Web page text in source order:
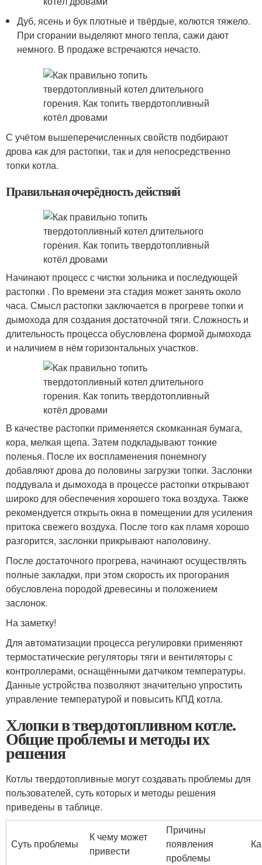
Дуб, ясень и бук плотные и твёрдые, колются тяжело.
При сгорании выделяют много тепла, сажи дают
немного. В продаже встречаются нечасто.
С учётом вышеперечисленных свойств подбирают
дрова как для растопки, так и для непосредственно
топки котла.
Правильная очерёдность действий
Начинают процесс с чистки зольника и последующей
растопки . По времени эта стадия может занять около
часа. Смысл растопки заключается в прогреве топки и
дымохода для создания достаточной тяги. Сложность и
длительность процесса обусловлена формой дымохода
и наличием в нём горизонтальных участков.
В качестве растопки применяется скомканная бумага,
кора, мелкая щепа. Затем подкладывают тонкие
поленья. После их воспламенения понемногу
добавляют дрова до половины загрузки топки. Заслонки
поддувала и дымохода в процессе растопки открывают
широко для обеспечения хорошего тока воздуха. Также
рекомендуется открыть окна в помещении для усиления
притока свежего воздуха. После того как пламя хорошо
разгорится, заслонки прикрывают наполовину.
После достаточного прогрева, начинают осуществлять
полные закладки, при этом скорость их прогорания
обусловлена породой древесины и положением
заслонок.
На заметку!
Для автоматизации процесса регулировки применяют
термостатические регуляторы тяги и вентиляторы с
контроллерами, оснащёнными датчиком температуры.
Данные устройства позволяют значительно упростить
управление температурой и повысить КПД котла.
Хлопки в твердотопливном котле.
Общие проблемы и методы их
решения
Котлы твердотопливные могут создавать проблемы для
пользователей, суть которых и методы решения
приведены в таблице.
Суть проблемы
К чему может
привести
Причины
появления
проблемы